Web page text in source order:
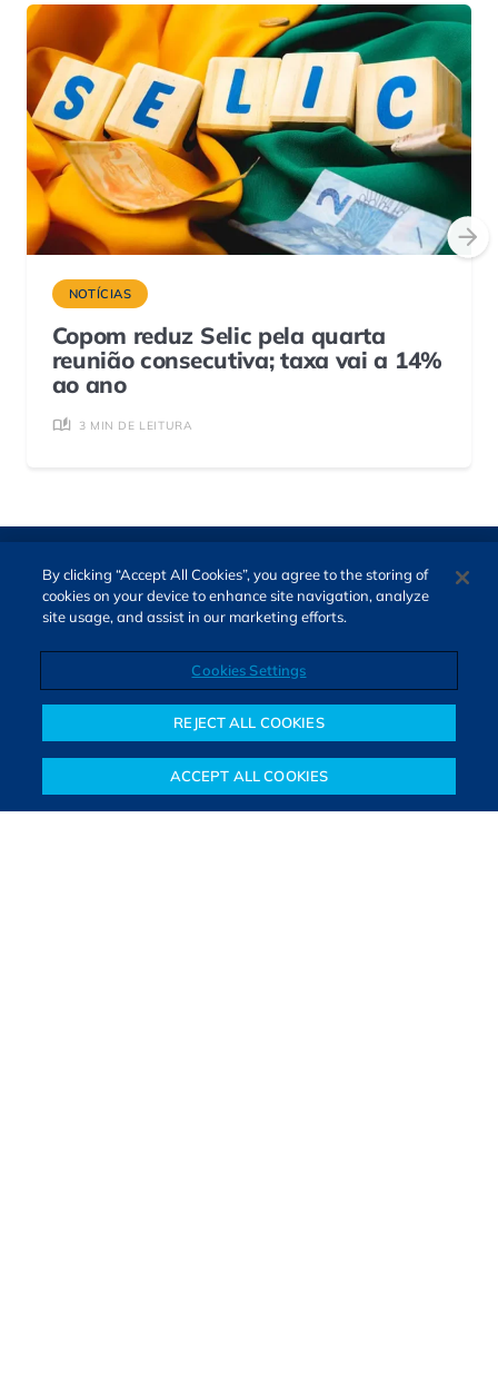
Notícias Colunistas Objetivos financeiros Investimentos Mais
NOTÍCIAS
Copom reduz Selic pela quarta
reunião consecutiva; taxa vai a 14%
ao ano
3 MIN DE LEITURA
O Bora Investir, site de notícias e educação financeira da B3,
oferece notícias e conteúdos especializados sobre o mercado
financeiro e diversos tipos de investimentos. Com redação
composta por especialistas, o site proporciona aprendizado
sólido e confiável, além de artigos de parceiros que ampliam
By clicking “Accept All Cookies”, you agree to the storing of
cookies on your device to enhance site navigation, analyze
site usage, and assist in our marketing efforts.
Cookies Settings
REJECT ALL COOKIES
ACCEPT ALL COOKIES